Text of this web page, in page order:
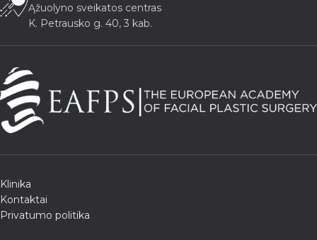
Ąžuolyno sveikatos centras
K. Petrausko g. 40, 3 kab.
Klinika
Kontaktai
Privatumo politika